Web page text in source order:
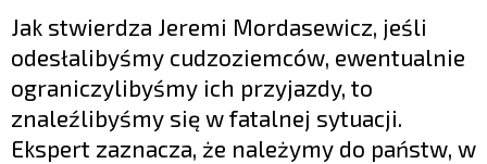
Jak stwierdza Jeremi Mordasewicz, jeśli
odesłalibyśmy cudzoziemców, ewentualnie
ograniczylibyśmy ich przyjazdy, to
znaleźlibyśmy się w fatalnej sytuacji.
Ekspert zaznacza, że należymy do państw, w